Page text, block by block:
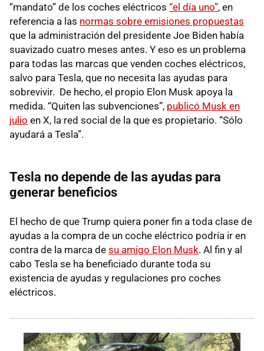
“mandato” de los coches eléctricos “el día uno”, en
referencia a las normas sobre emisiones propuestas
que la administración del presidente Joe Biden había
suavizado cuatro meses antes. Y eso es un problema
para todas las marcas que venden coches eléctricos,
salvo para Tesla, que no necesita las ayudas para
sobrevivir. De hecho, el propio Elon Musk apoya la
medida. “Quiten las subvenciones”, publicó Musk en
julio en X, la red social de la que es propietario. “Sólo
ayudará a Tesla”.
Tesla no depende de las ayudas para
generar beneficios
El hecho de que Trump quiera poner fin a toda clase de
ayudas a la compra de un coche eléctrico podría ir en
contra de la marca de su amigo Elon Musk. Al fin y al
cabo Tesla se ha beneficiado durante toda su
existencia de ayudas y regulaciones pro coches
eléctricos.